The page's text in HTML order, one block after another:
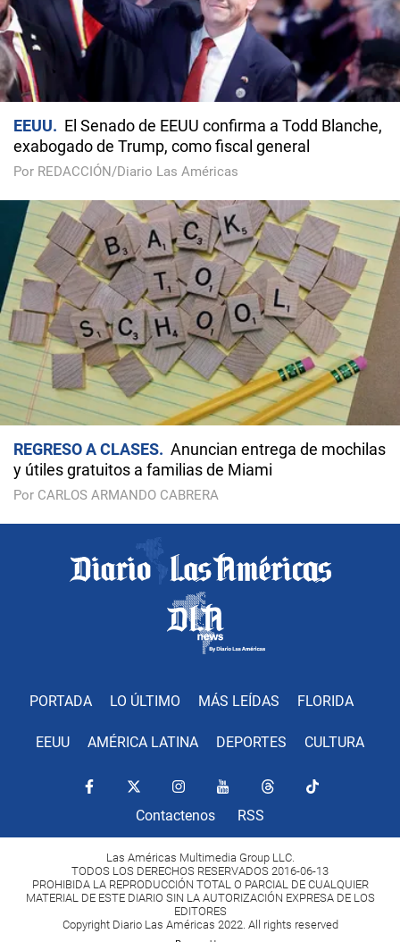
EEUU
El Senado de EEUU confirma a Todd Blanche,
exabogado de Trump, como fiscal general
Por REDACCIÓN/Diario Las Américas
REGRESO A CLASES
Anuncian entrega de mochilas
y útiles gratuitos a familias de Miami
Por CARLOS ARMANDO CABRERA
PORTADA LO ÚLTIMO MÁS LEÍDAS FLORIDA
EEUU AMÉRICA LATINA DEPORTES CULTURA
Contactenos RSS
Las Américas Multimedia Group LLC.
TODOS LOS DERECHOS RESERVADOS 2016-06-13
PROHIBIDA LA REPRODUCCIÓN TOTAL O PARCIAL DE CUALQUIER
MATERIAL DE ESTE DIARIO SIN LA AUTORIZACIÓN EXPRESA DE LOS
EDITORES
Copyright Diario Las Américas 2022. All rights reserved